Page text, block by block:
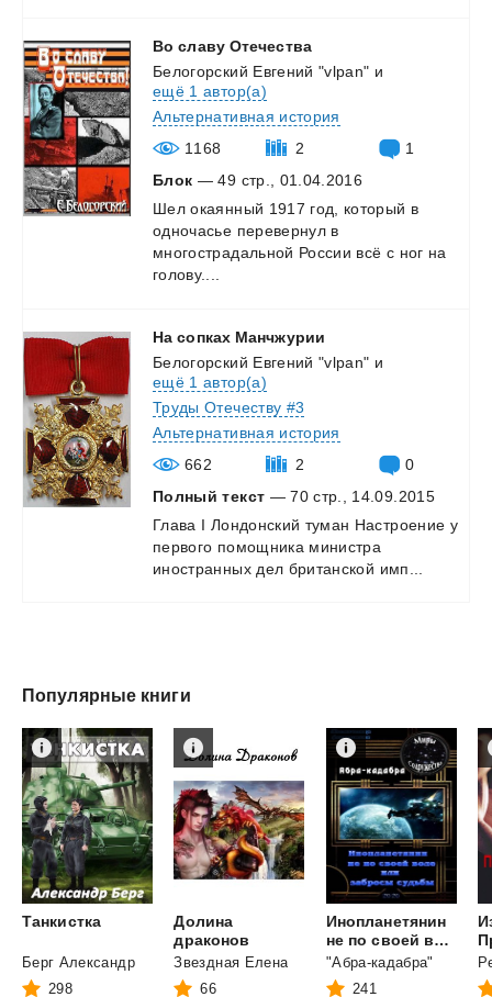
Во славу Отечества
Белогорский Евгений "vlpan" и
ещё 1 автор(а)
Альтернативная история
1168
2
1
Блок — 49 стр., 01.04.2016
Шел окаянный 1917 год, который в
одночасье перевернул в
многострадальной России всё с ног на
голову....
На сопках Манчжурии
Белогорский Евгений "vlpan" и
ещё 1 автор(а)
Труды Отечеству #3
Альтернативная история
662
2
0
Полный текст — 70 стр., 14.09.2015
Глава I Лондонский туман Настроение у
первого помощника министра
иностранных дел британской имп...
Популярные книги
Танкистка
Берг Александр
298
Долина
драконов
Звездная Елена
66
Инопланетянин
не по своей воле или забросы судьбы
"Абра-кадабра"
241